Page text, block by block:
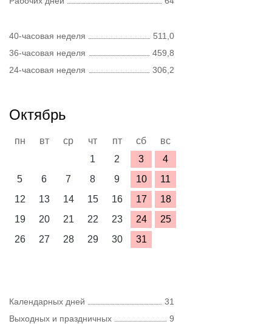
40-часовая неделя
511,0
36-часовая неделя
459,8
24-часовая неделя
306,2
Октябрь
пн вт ср чт пт сб
вс
1
2 3
4
5
6 7 8 9 10
11
12
13 14 15 16 17
18
19
20 21 22 23 24
25
26
27 28 29 30 31
Календарных дней
31
Выходных и праздничных
9